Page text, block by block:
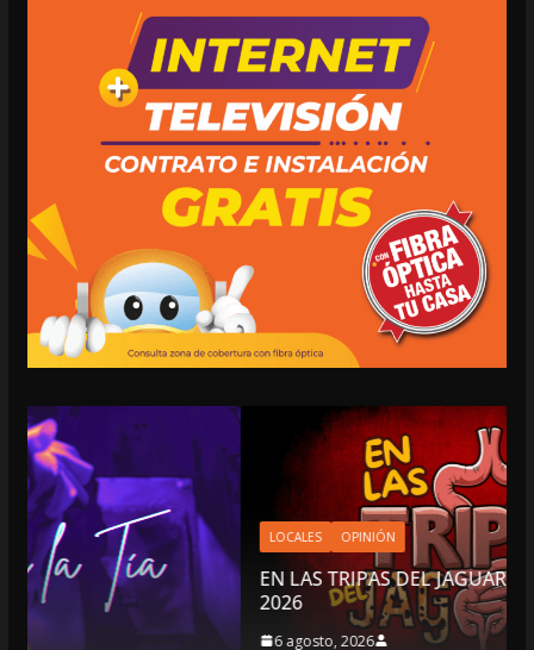
LOCALES OPINIÓN
EN LAS TRIPAS DEL JAGUAR: 06 DE AGOSTO DE
2026
6 agosto, 2026